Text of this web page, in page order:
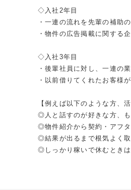
◇入社2年目
・一連の流れを先輩の補助
・物件の広告掲載に関する
◇入社3年目
・後輩社員に対し、一連の
・以前借りてくれたお客様
【例えば以下のような方、
◎人と話すのが好きな方、
◎物件紹介から契約・アフ
◎結果が出るまで根気よく
◎しっかり稼いで休むとき